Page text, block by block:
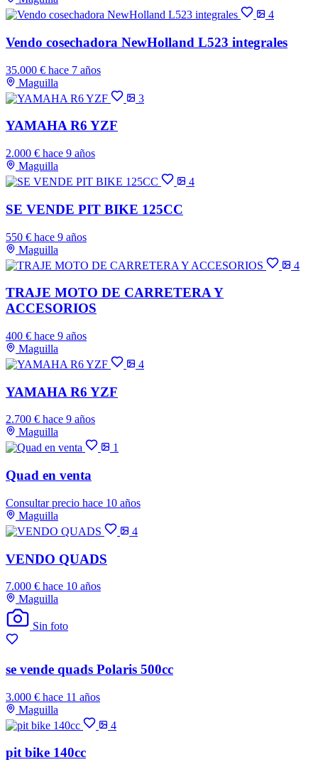
4
Vendo cosechadora NewHolland L523 integrales
35.000 € hace 7 años
Maguilla
3
YAMAHA R6 YZF
2.000 € hace 9 años
Maguilla
4
SE VENDE PIT BIKE 125CC
550 € hace 9 años
Maguilla
4
TRAJE MOTO DE CARRETERA Y
ACCESORIOS
400 € hace 9 años
Maguilla
4
YAMAHA R6 YZF
2.700 € hace 9 años
Maguilla
1
Quad en venta
Consultar precio hace 10 años
Maguilla
4
VENDO QUADS
7.000 € hace 10 años
Maguilla
Sin foto
se vende quads Polaris 500cc
3.000 € hace 11 años
Maguilla
4
pit bike 140cc